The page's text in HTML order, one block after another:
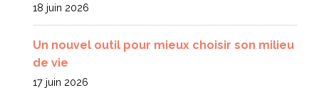
18 juin 2026
Un nouvel outil pour mieux choisir son milieu
de vie
17 juin 2026